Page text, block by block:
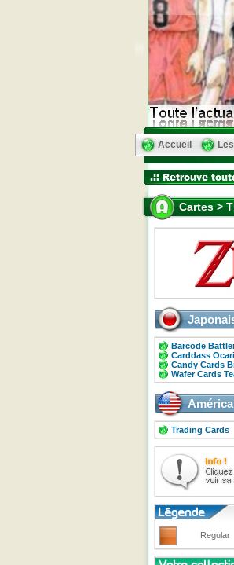
Accueil
Cartes >
Barcode
Carddass
Candy Cards
Wafer Cards
Trading Cards
Regular